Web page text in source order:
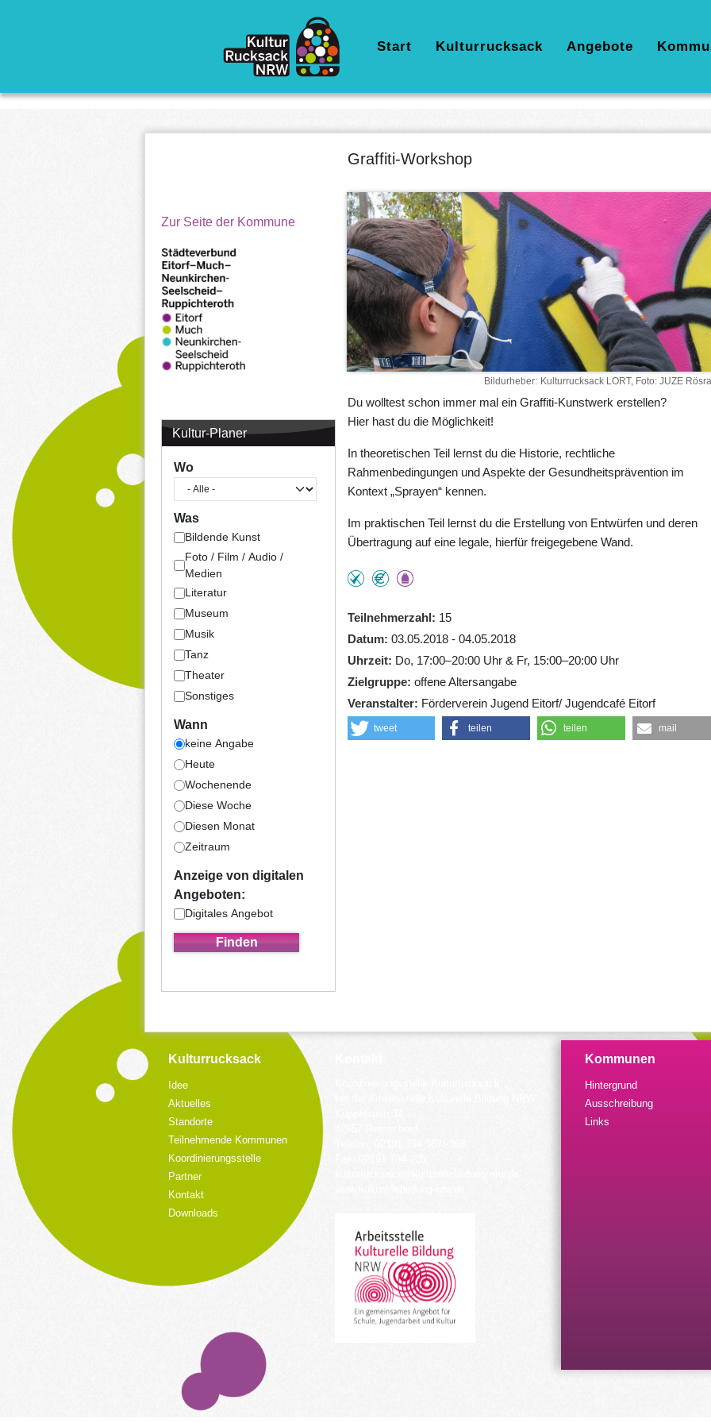
Hauptnavigation
Start Kulturrucksack Angebote
Zur Seite der Kommune
Kultur-Planer
Wo
Was
Bildende Kunst
Foto / Film / Audio /
Medien
Literatur
Museum
Musik
Tanz
Theater
Sonstiges
Wann
keine Angabe
Heute
Wochenende
Diese Woche
Diesen Monat
Zeitraum
Anzeige von digitalen
Angeboten:
Digitales Angebot
Graffiti-Workshop
Bildurheber Kulturrucksack LORT, Foto: JUZE
Du wolltest schon immer mal ein Graffiti-Kunstwerk erstellen?
Hier hast du die Möglichkeit!
In theoretischen Teil lernst du die Historie, rechtliche
Rahmenbedingungen und Aspekte der Gesundheitsprävention im
Kontext „Sprayen“ kennen.
Im praktischen Teil lernst du die Erstellung von Entwürfen und deren
Übertragung auf eine legale, hierfür freigegebene Wand.
Teilnehmerzahl
15
Datum 03.05.2018 - 04.05.2018
Uhrzeit
Do, 17:00–20:00 Uhr & Fr, 15:00–20:00 Uhr
Zielgruppe offene Altersangabe
Veranstalter
Förderverein Jugend Eitorf/ Jugendcafé Eitorf
tweet teilen teilen mail
Kulturrucksack
Idee
Aktuelles
Standorte
Teilnehmende Kommunen
Koordinierungsstelle
Partner
Kontakt
Downloads
Kommunen
Hintergrund
Ausschreibung
Links